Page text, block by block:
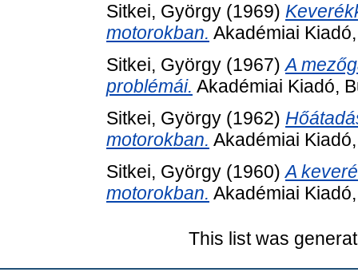
Sitkei, György (1969)
motorokban. Akadémiai
Sitkei, György (1967)A
problémái. Akadémiai Kiadó,
Sitkei, György (1962)
motorokban. Akadémiai
Sitkei, György (1960)A
motorokban. Akadémiai
This list was